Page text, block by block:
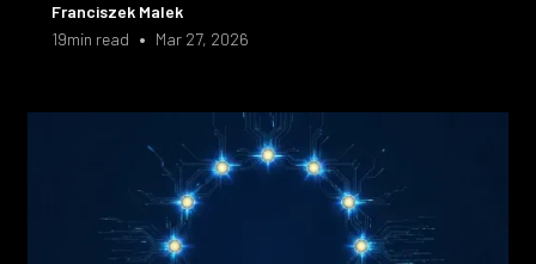
and troubleshooting steps most writeups skip.
Franciszek Malek
19min read • Mar 27, 2026